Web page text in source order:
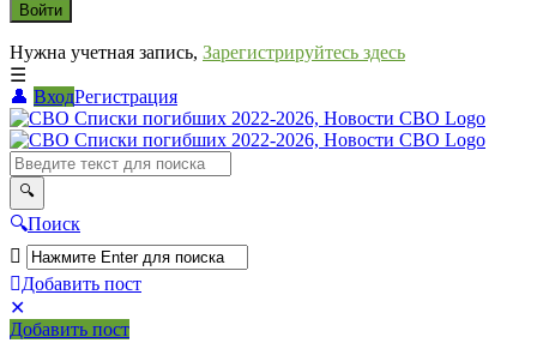
Нужна учетная запись, Зарегистрируйтесь здесь
ВходРегистрация
СВО
Списки
погибших
2022-
2026,
Новости
СВО
Поиск
Добавить пост
Мобильное
меню
Добавить пост